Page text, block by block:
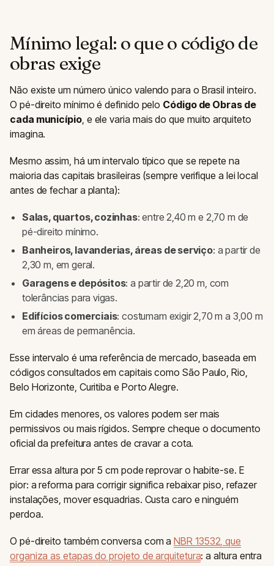
Mínimo legal: o que o código de
obras exige
Não existe um número único valendo para o Brasil inteiro.
O pé-direito mínimo é definido pelo Código de Obras de
cada município, e ele varia mais do que muito arquiteto
imagina.
Mesmo assim, há um intervalo típico que se repete na
maioria das capitais brasileiras (sempre verifique a lei local
antes de fechar a planta):
Salas, quartos, cozinhas: entre 2,40 m e 2,70 m de
pé-direito mínimo.
Banheiros, lavanderias, áreas de serviço: a partir de
2,30 m, em geral.
Garagens e depósitos: a partir de 2,20 m, com
tolerâncias para vigas.
Edifícios comerciais: costumam exigir 2,70 m a 3,00 m
em áreas de permanência.
Esse intervalo é uma referência de mercado, baseada em
códigos consultados em capitais como São Paulo, Rio,
Belo Horizonte, Curitiba e Porto Alegre.
Em cidades menores, os valores podem ser mais
permissivos ou mais rígidos. Sempre cheque o documento
oficial da prefeitura antes de cravar a cota.
Errar essa altura por 5 cm pode reprovar o habite-se. E
pior: a reforma para corrigir significa rebaixar piso, refazer
instalações, mover esquadrias. Custa caro e ninguém
perdoa.
O pé-direito também conversa com aNBR 13532, que
organiza as etapas do projeto de arquitetura: a altura entra